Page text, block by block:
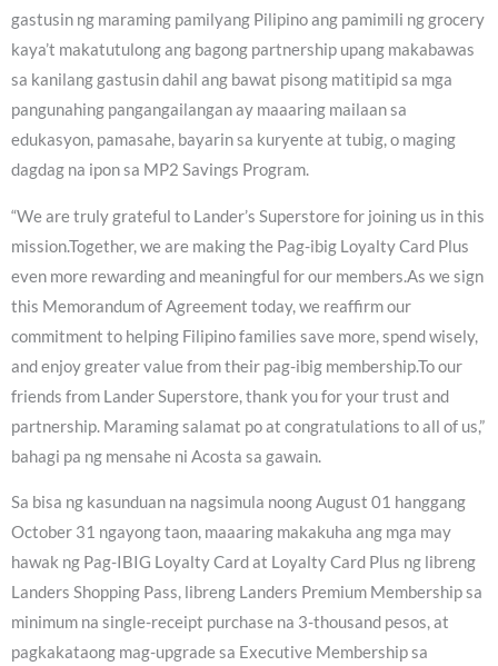
gastusin ng maraming pamilyang Pilipino ang pamimili ng grocery
kaya’t makatutulong ang bagong partnership upang makabawas
sa kanilang gastusin dahil ang bawat pisong matitipid sa mga
pangunahing pangangailangan ay maaaring mailaan sa
edukasyon, pamasahe, bayarin sa kuryente at tubig, o maging
dagdag na ipon sa MP2 Savings Program.
“We are truly grateful to Lander’s Superstore for joining us in this
mission.Together, we are making the Pag-ibig Loyalty Card Plus
even more rewarding and meaningful for our members.As we sign
this Memorandum of Agreement today, we reaffirm our
commitment to helping Filipino families save more, spend wisely,
and enjoy greater value from their pag-ibig membership.To our
friends from Lander Superstore, thank you for your trust and
partnership. Maraming salamat po at congratulations to all of us,”
bahagi pa ng mensahe ni Acosta sa gawain.
Sa bisa ng kasunduan na nagsimula noong August 01 hanggang
October 31 ngayong taon, maaaring makakuha ang mga may
hawak ng Pag-IBIG Loyalty Card at Loyalty Card Plus ng libreng
Landers Shopping Pass, libreng Landers Premium Membership sa
minimum na single-receipt purchase na 3-thousand pesos, at
pagkakataong mag-upgrade sa Executive Membership sa